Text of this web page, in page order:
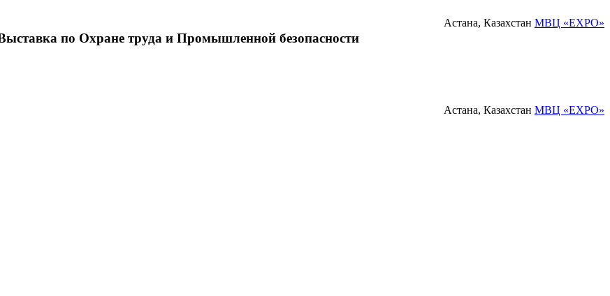
Астана, Казахстан МВЦ «EXPO»
по Охране труда и Промышленной безопасности
Астана, Казахстан МВЦ «EXPO»